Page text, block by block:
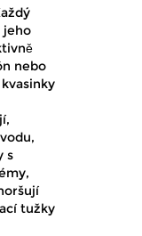
jeho
nebo
s
tužky